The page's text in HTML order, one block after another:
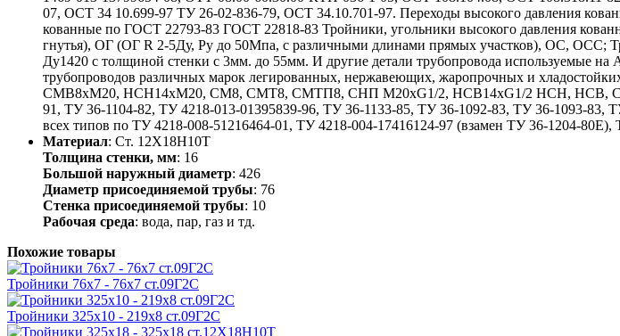
07, ОСТ 34 10.699-97 ТУ 26-02-836-79, ОСТ 34.10.701-97. Переходы высокого давления
кованные по ГОСТ 22793-83 ГОСТ 22818-83 Тройники, угольники высокого давления
гнутья), ОГ (ОГ R 2-5Ду, Ру до 50Мпа, с различными длинами прямых участков), ОС,
Ду1420 с толщиной стенки с 3мм. до 55мм. И другие детали трубопровода используемые
трубопроводов различных марок легированных, нержавеющих, жаропрочных и
СМВ8хМ20, НСН14хМ20, СМ8, СМТ8, СМТП8, СНП М20хG1/2, НСВ14хG1/2 НСН, НСВ,
91, ТУ 36-1104-82, ТУ 4218-013-01395839-96, ТУ 36-1133-85, ТУ 36-1092-83, ТУ 36-1093-83,
всех типов по ТУ 4218-008-51216464-01, ТУ 4218-004-17416124-97 (взамен ТУ 36-1204-
Материал: Ст. 12Х18Н10Т
Толщина стенки, мм: 16
Большой наружный диаметр: 426
Диаметр присоединяемой трубы: 76
Стенка присоединяемой трубы: 10
Рабочая среда: вода, пар, газ и тд.
Похожие товары
Тройники 76х7 - 76х7 ст.09Г2С
Тройники 325х10 - 219х8 ст.09Г2С